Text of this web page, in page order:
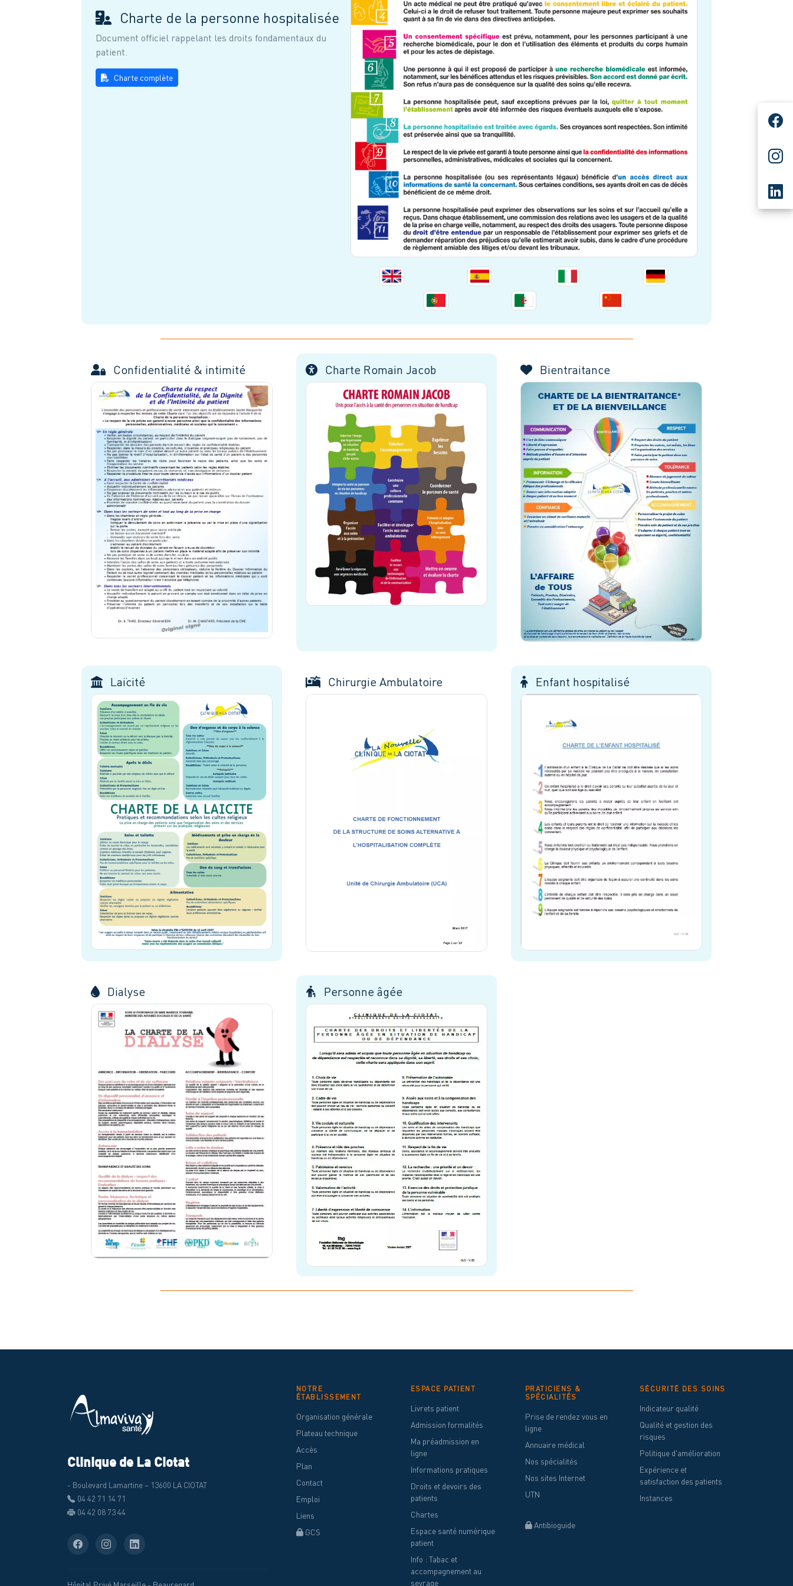
Charte de la personne hospitalisée
Document officiel rappelant les droits fondamentaux du
patient.
Charte complète
Confidentialité & intimité Charte Romain Jacob Bientraitance
Laïcité Chirurgie Ambulatoire Enfant hospitalisé
Dialyse Personne âgée
Clinique de La Ciotat
- Boulevard Lamartine – 13600 LA CIOTAT
04 42 71 14 71
04 42 08 73 44
NOTRE
ÉTABLISSEMENT
Organisation générale
Plateau technique
Accès
Plan
Contact
Emploi
Liens
GCS
ESPACE PATIENT
Livrets patient
Admission formalités
Ma préadmission en
ligne
Informations pratiques
Droits et devoirs des
patients
Chartes
Espace santé numérique
patient
Info : Tabac et
accompagnement au
sevrage
PRATICIENS &
SPÉCIALITÉS
Prise de rendez vous en
ligne
Annuaire médical
Nos spécialités
Nos sites Internet
UTN
Antibioguide
SÉCURITÉ DES SOINS
Indicateur qualité
Qualité et gestion des
risques
Politique d'amélioration
Expérience et
satisfaction des patients
Instances